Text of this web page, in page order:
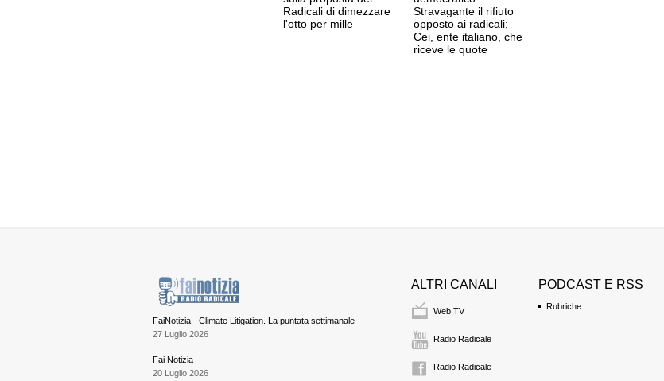
Radicali di dimezzare
l'otto per mille
Stravagante il rifiuto
opposto ai radicali;
Cei, ente italiano, che
riceve le quote
FaiNotizia - Climate Litigation. La puntata settimanale
27 Luglio 2026
Fai Notizia
20 Luglio 2026
ALTRI CANALI
Web TV
Radio Radicale
Radio Radicale
PODCAST E RSS
Rubriche